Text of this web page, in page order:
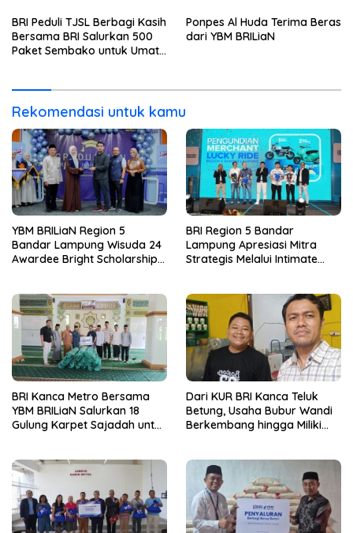
BRI Peduli TJSL Berbagi Kasih
Bersama BRI Salurkan 500
Paket Sembako untuk Umat
Ponpes Al Huda Terima Beras
dari YBM BRILiaN
Rekomendasi untuk kamu
YBM BRILiaN Region 5
Bandar Lampung Wisuda 24
Awardee Bright Scholarship
BRI Region 5 Bandar
Lampung Apresiasi Mitra
Strategis Melalui Intimate
Ride
BRI Kanca Metro Bersama
YBM BRILiaN Salurkan 18
Gulung Karpet Sajadah untuk
Dari KUR BRI Kanca Teluk
Betung, Usaha Bubur Wandi
Berkembang hingga Miliki